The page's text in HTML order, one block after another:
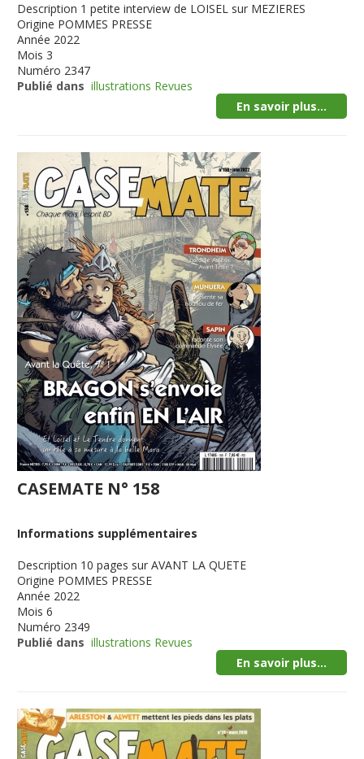
Description 1 petite interview de LOISEL sur MEZIERES
Origine POMMES PRESSE
Année 2022
Mois 3
Numéro 2347
Publié dans illustrations Revues
En savoir plus...
CASEMATE N° 158
Informations supplémentaires
Description 10 pages sur AVANT LA QUETE
Origine POMMES PRESSE
Année 2022
Mois 6
Numéro 2349
Publié dans illustrations Revues
En savoir plus...